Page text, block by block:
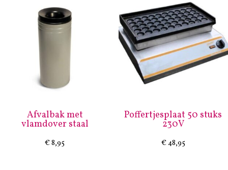
Afvalbak met
vlamdover staal
€8,95
Poffertjesplaat 50 stuks
230V
€48,95